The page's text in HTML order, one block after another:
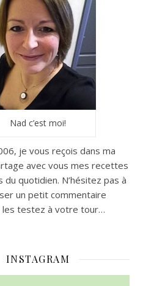
Nad c’est moi!
je vous reçois dans ma
avec vous mes recettes
du quotidien. N’hésitez pas à
un petit commentaire
les testez à votre tour…
INSTAGRAM